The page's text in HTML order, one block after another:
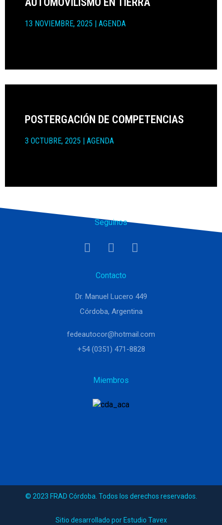
13 NOVIEMBRE, 2025 AGENDA
POSTERGACIÓN DE COMPETENCIAS
3 OCTUBRE, 2025 AGENDA
Seguinos
Contacto
Dr. Manuel Lucero 449
Córdoba, Argentina
fedeautocor@hotmail.com
+54 (0351) 471-8828
Miembros
© 2023 FRAD Córdoba. Todos los derechos reservados.
Sitio desarrollado por Estudio Tavex